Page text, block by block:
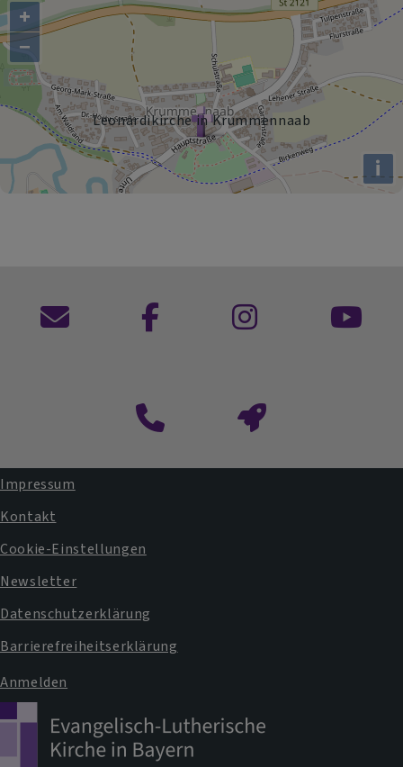
Leonardikirche in Krummennaab
+
−
i
Kontaktformular
Fußbereichsmenü
Impressum
Kontakt
Cookie-Einstellungen
Newsletter
Datenschutzerklärung
Barrierefreiheitserklärung
Benutzermenü
Anmelden